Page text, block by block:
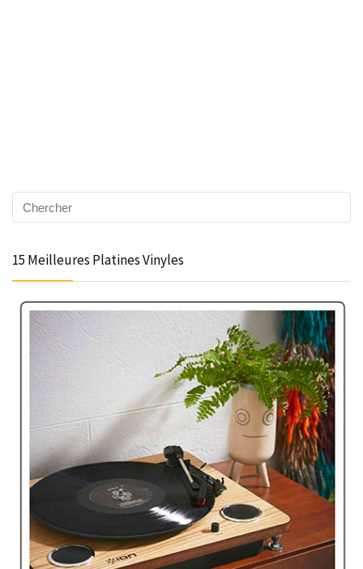
15 Meilleures Platines Vinyles